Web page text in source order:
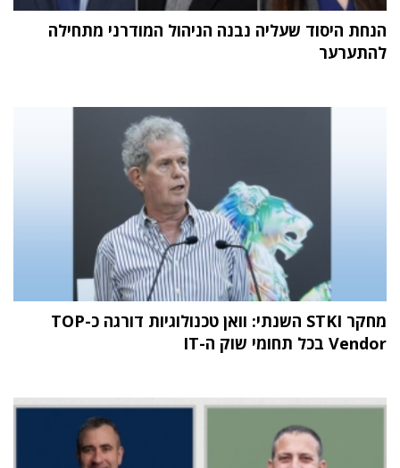
הנחת היסוד שעליה נבנה הניהול המודרני מתחילה
להתערער
מחקר STKI השנתי: וואן טכנולוגיות דורגה כ-TOP
Vendor בכל תחומי שוק ה-IT